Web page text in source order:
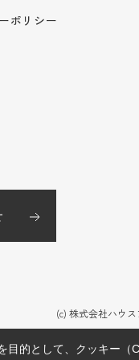
ポリシー
(c) 株式会社ハウ
的として、クッキー（